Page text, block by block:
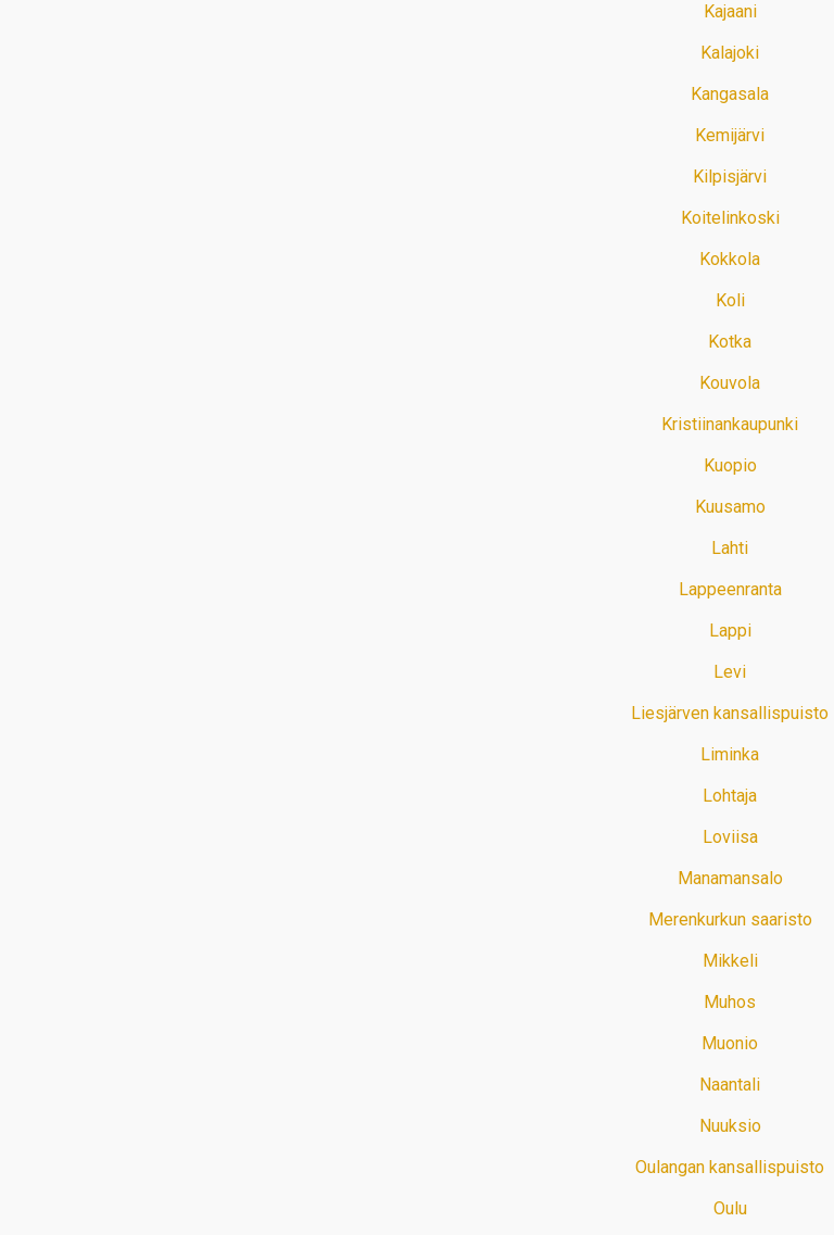
Kajaani
Kalajoki
Kangasala
Kemijärvi
Kilpisjärvi
Koitelinkoski
Kokkola
Koli
Kotka
Kouvola
Kristiinankaupunki
Kuopio
Kuusamo
Lahti
Lappeenranta
Lappi
Levi
Liesjärven kansallispuisto
Liminka
Lohtaja
Loviisa
Manamansalo
Merenkurkun saaristo
Mikkeli
Muhos
Muonio
Naantali
Nuuksio
Oulangan kansallispuisto
Oulu